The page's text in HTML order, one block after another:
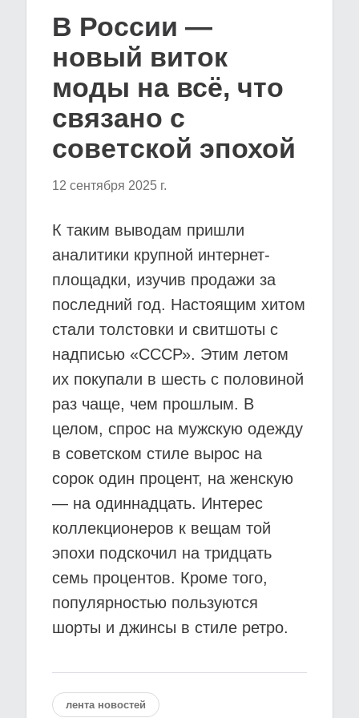
В России —
новый виток
моды на всё, что
связано с
советской эпохой
12 сентября 2025 г.
К таким выводам пришли
аналитики крупной интернет-
площадки, изучив продажи за
последний год. Настоящим хитом
стали толстовки и свитшоты с
надписью «СССР». Этим летом
их покупали в шесть с половиной
раз чаще, чем прошлым. В
целом, спрос на мужскую одежду
в советском стиле вырос на
сорок один процент, на женскую
— на одиннадцать. Интерес
коллекционеров к вещам той
эпохи подскочил на тридцать
семь процентов. Кроме того,
популярностью пользуются
шорты и джинсы в стиле ретро.
лента новостей